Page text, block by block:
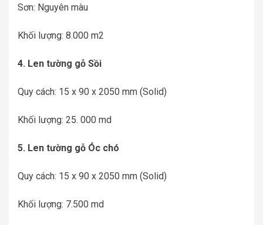
Sơn: Nguyên màu
Khối lượng: 8.000 m2
4. Len tường gỗ Sồi
Quy cách: 15 x 90 x 2050 mm (Solid)
Khối lượng: 25. 000 md
5. Len tường gỗ Óc chó
Quy cách: 15 x 90 x 2050 mm (Solid)
Khối lượng: 7.500 md